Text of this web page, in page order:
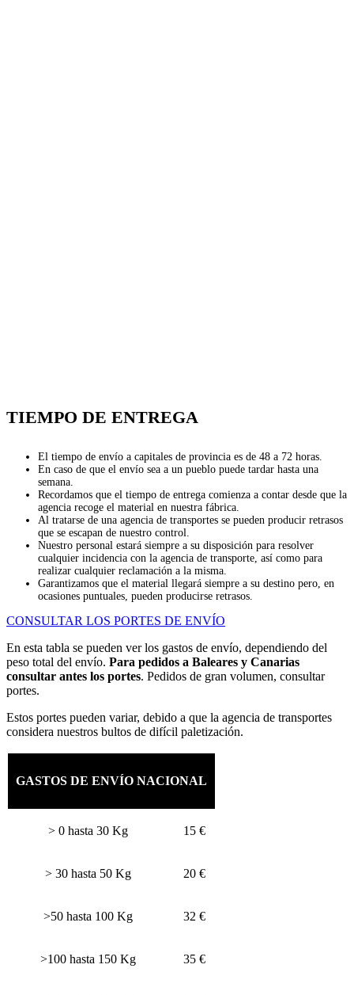
TIEMPO DE ENTREGA
El tiempo de envío a capitales de provincia es de 48 a 72 horas.
En caso de que el envío sea a un pueblo puede tardar hasta una
semana.
Recordamos que el tiempo de entrega comienza a contar desde que la
agencia recoge el material en nuestra fábrica.
Al tratarse de una agencia de transportes se pueden producir retrasos
que se escapan de nuestro control.
Nuestro personal estará siempre a su disposición para resolver
cualquier incidencia con la agencia de transporte, así como para
realizar cualquier reclamación a la misma.
Garantizamos que el material llegará siempre a su destino pero, en
ocasiones puntuales, pueden producirse retrasos.
CONSULTAR LOS PORTES DE ENVÍO
En esta tabla se pueden ver los gastos de envío, dependiendo del
peso total del envío. Para pedidos a Baleares y Canarias
consultar antes los portes. Pedidos de gran volumen, consultar
portes.
Estos portes pueden variar, debido a que la agencia de transportes
considera nuestros bultos de difícil paletización.
GASTOS DE ENVÍO NACIONAL
> 0 hasta 30 Kg 15 €
> 30 hasta 50 Kg 20 €
>50 hasta 100 Kg 32 €
>100 hasta 150 Kg 35 €